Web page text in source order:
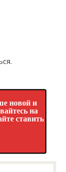
новой и
на
ставить